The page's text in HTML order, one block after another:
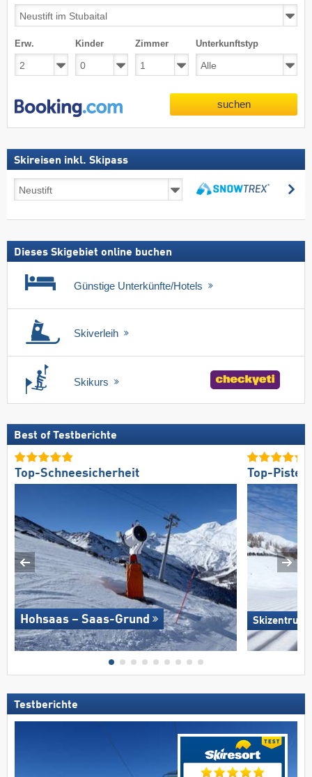
Erw. Kinder Zimmer Unterkunftstyp
suchen
Skireisen inkl. Skipass
inkl.
Dieses Skigebiet online buchen
Günstige Unterkünfte/Hotels
Skiverleih
Skikurs
Best of Testberichte
Top-Schneesicherheit
Hohsaas – Saas-Grund
Top-
Skizentrum
Testberichte